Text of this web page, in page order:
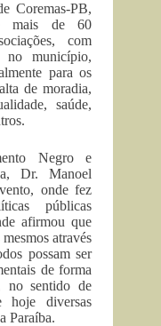
Coremas-PB,
mais de 60
com
no município,
para os
de moradia,
saúde,
Negro e
Dr. Manoel
onde fez
públicas
afirmou que
através
possam ser
de forma
no sentido de
hoje diversas
Paraíba.